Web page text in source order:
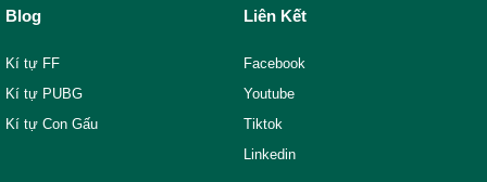
Blog
Kí tự FF
Kí tự PUBG
Kí tự Con Gấu
Liên Kết
Facebook
Youtube
Tiktok
Linkedin